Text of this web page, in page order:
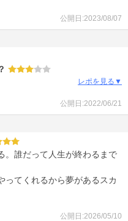
公開日:2023/08/07
レポを見る▼
公開日:2022/06/21
。誰だって人生が終わるまで
ってくれるから夢があるスカ
公開日:2026/05/10